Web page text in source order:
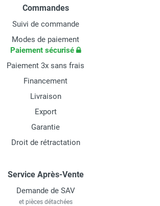
Commandes
Suivi de commande
Modes de paiement
Paiement sécurisé
Paiement 3x sans frais
Financement
Livraison
Export
Garantie
Droit de rétractation
Service Après-Vente
Demande de SAV
et pièces détachées